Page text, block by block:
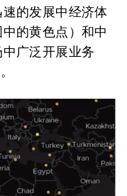
的发展中经济体
的黄色点）和中
广泛开展业务